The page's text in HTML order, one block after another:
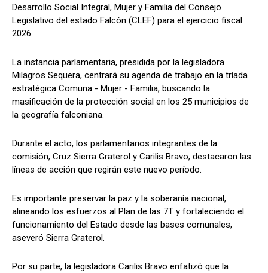
Desarrollo Social Integral, Mujer y Familia del Consejo
Legislativo del estado Falcón (CLEF) para el ejercicio fiscal
2026.
La instancia parlamentaria, presidida por la legisladora
Milagros Sequera, centrará su agenda de trabajo en la tríada
estratégica Comuna - Mujer - Familia, buscando la
masificación de la protección social en los 25 municipios de
la geografía falconiana.
Durante el acto, los parlamentarios integrantes de la
comisión, Cruz Sierra Graterol y Carilis Bravo, destacaron las
líneas de acción que regirán este nuevo período.
Es importante preservar la paz y la soberanía nacional,
alineando los esfuerzos al Plan de las 7T y fortaleciendo el
funcionamiento del Estado desde las bases comunales,
aseveró Sierra Graterol.
Por su parte, la legisladora Carilis Bravo enfatizó que la